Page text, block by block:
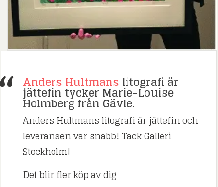
Anders Hultmans litografi är
jättefin tycker Marie-Louise
Holmberg från Gävle.
Anders Hultmans litografi är jättefin och
leveransen var snabb! Tack Galleri
Stockholm!
Det blir fler köp av dig